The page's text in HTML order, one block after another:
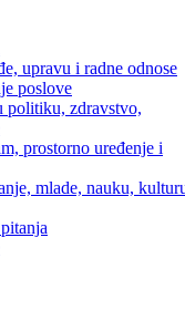
upravu i radne odnose
poslove
zdravstvo,
prostorno uređenje i
mlade, nauku,